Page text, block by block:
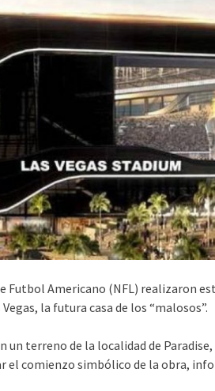
Futbol Americano (NFL) realizaron
la futura casa de los “malosos”.
un terreno de la localidad de
el comienzo simbólico de la obra,